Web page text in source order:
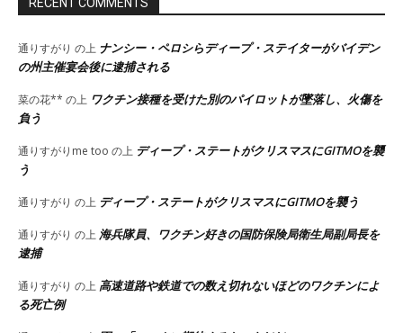
RECENT COMMENTS
通りすがり の上 ナンシー・ペロシらディープ・ステイターがバイデン
の州主催宴会後に逮捕される
菜の花** の上 ワクチン接種を受けた別のパイロットが墜落し、火傷を
負う
通りすがりme too の上 ディープ・ステートがクリスマスにGITMOを襲
う
通りすがり の上 ディープ・ステートがクリスマスにGITMOを襲う
通りすがり の上 海兵隊員、ワクチン好きの国防保険局衛生局副局長を
逮捕
通りすがり の上 高速道路や鉄道での数え切れないほどのワクチンによ
る死亡例